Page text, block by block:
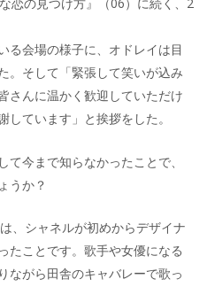
る会場の様子に、オドレイは目
。そして「緊張して笑いが込み
さんに温かく歓迎していただけ
ています」と挨拶をした。
今まで知らなかったことで、
うか？
、シャネルが初めからデザイナ
たことです。歌手や女優になる
ながら田舎のキャバレーで歌っ